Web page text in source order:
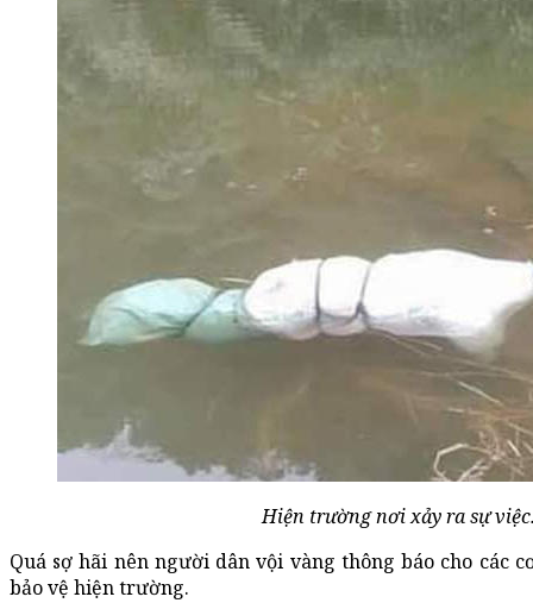
Hiện trường nơi xảy ra sự
Quá sợ hãi nên người dân vội vàng thông báo cho các
bảo vệ hiện trường.